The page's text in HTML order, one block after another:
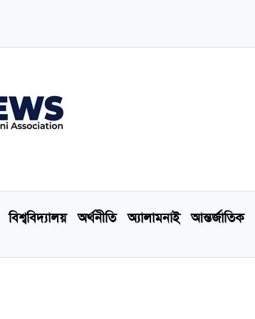
বিশ্ববিদ্যালয় অর্থনীতি অ্যালামনাই আন্তর্জাতিক